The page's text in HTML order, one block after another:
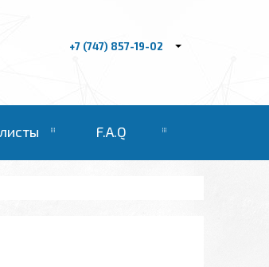
+7 (747) 857-19-02
F.A.Q